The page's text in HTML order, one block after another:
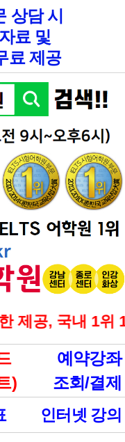
상담 시
료 및
료 제공
국내 1위
)
예약강좌
조회/결제
인터넷 강의